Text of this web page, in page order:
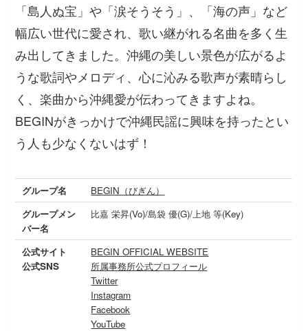
「島人ぬ宝」や「涙そうそう」、「海の声」など
幅広い世代に愛され、歌い継がれる名曲を多く生
み出してきました。沖縄の美しい景色が広がるよ
うな歌詞やメロディ、心に沁みる歌声が素晴らし
く、楽曲から沖縄愛が伝わってきますよね。
BEGINがきっかけで沖縄民謡に興味を持ったとい
う人も少なくないはず！
グループ名
BEGIN（びぎん）
グループメン
バー名
比嘉 栄昇(Vo)/島袋 優(G)/上地 等(Key)
公式サイト
公式SNS
BEGIN OFFICIAL WEBSITE
所属事務所公式プロフィール
Twitter
Instagram
Facebook
YouTube